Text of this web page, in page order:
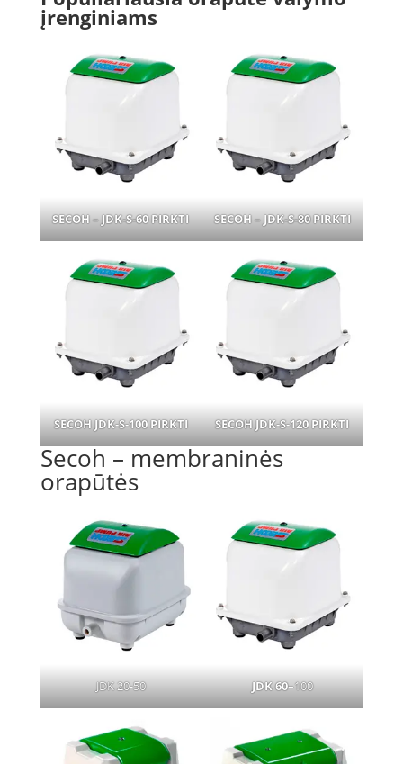
įrenginiams
SECOH – JDK-S-60PIRKTI SECOH – JDK-S-80PIRKTI
SECOH JDK-S-100PIRKTI SECOH JDK-S-120PIRKTI
Secoh – membraninės
orapūtės
JDK 20-50 JDK 60–100